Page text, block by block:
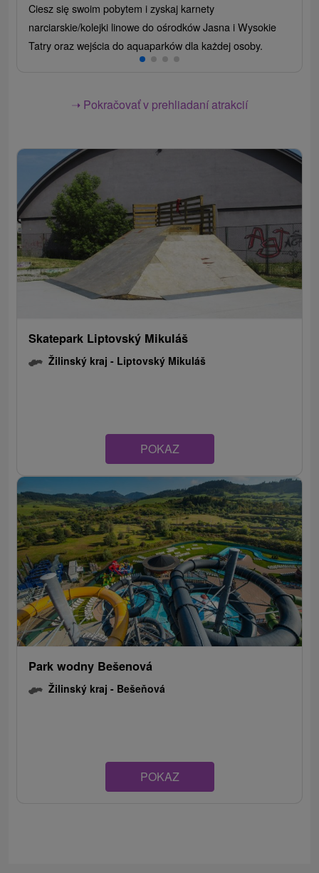
Ciesz się swoim pobytem i zyskaj karnety
narciarskie/kolejki linowe do ośrodków Jasna i Wysokie
Tatry oraz wejścia do aquaparków dla każdej osoby.
➝ Pokračovať v prehliadaní atrakcií
Skatepark Liptovský Mikuláš
Žilinský kraj - Liptovský Mikuláš
POKAZ
Park wodny Bešenová
Žilinský kraj - Bešeňová
POKAZ